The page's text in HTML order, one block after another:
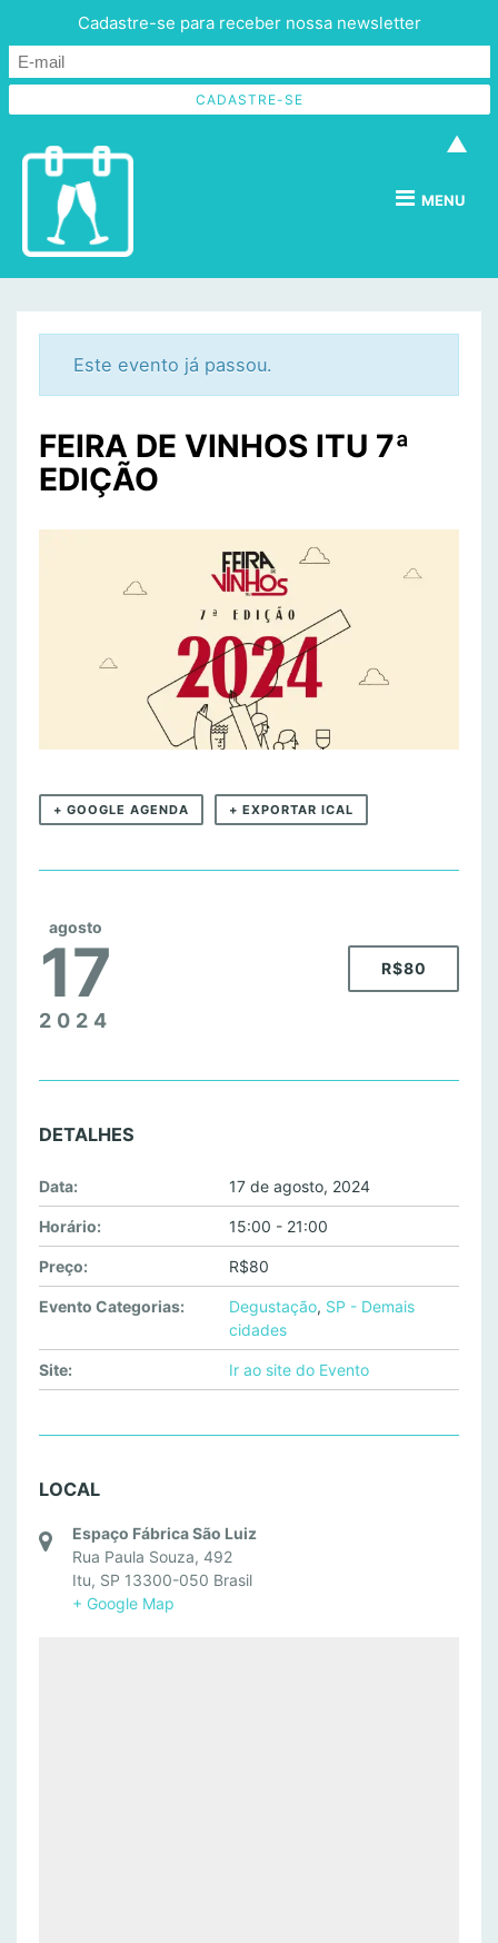
MENU
Este evento já passou.
FEIRA DE VINHOS ITU 7ª
EDIÇÃO
+ GOOGLE AGENDA + EXPORTAR ICAL
agosto
17
2024
R$80
DETALHES
Data: 17 de agosto, 2024
Horário: 15:00 - 21:00
Preço: R$80
Evento Categorias: Degustação, SP - Demais
cidades
Site: Ir ao site do Evento
LOCAL
Espaço Fábrica São Luiz
Rua Paula Souza, 492
Itu, SP 13300-050 Brasil
+ Google Map
Cadastre-se para receber nossa newsletter
▲